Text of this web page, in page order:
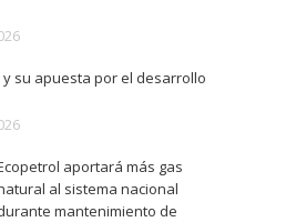
su apuesta por el desarrollo
aportará más gas
al sistema nacional
mantenimiento de